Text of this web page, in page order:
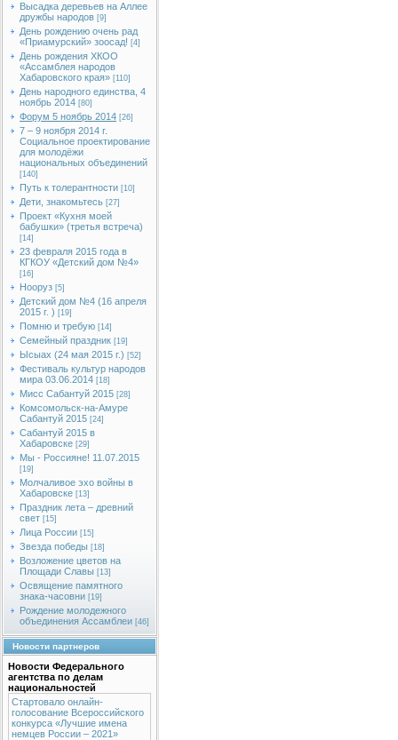
Высадка деревьев на Аллее
дружбы народов [9]
День рождению очень рад
«Приамурский» зоосад! [4]
День рождения ХКОО
«Ассамблея народов
Хабаровского края» [110]
День народного единства, 4
ноябрь 2014 [80]
Форум 5 ноябрь 2014 [26]
7 – 9 ноября 2014 г.
Социальное проектирование
для молодёжи
национальных объединений
[140]
Путь к толерантности [10]
Дети, знакомьтесь [27]
Проект «Кухня моей
бабушки» (третья встреча)
[14]
23 февраля 2015 года в
КГКОУ «Детский дом №4»
[16]
Нооруз [5]
Детский дом №4 (16 апреля
2015 г. ) [19]
Помню и требую [14]
Семейный праздник [19]
Ысыах (24 мая 2015 г.) [52]
Фестиваль культур народов
мира 03.06.2014 [18]
Мисс Сабантуй 2015 [28]
Комсомольск-на-Амуре
Сабантуй 2015 [24]
Сабантуй 2015 в
Хабаровске [29]
Мы - Россияне! 11.07.2015
[19]
Молчаливое эхо войны в
Хабаровске [13]
Праздник лета – древний
свет [15]
Лица России [15]
Звезда победы [18]
Возложение цветов на
Площади Славы [13]
Освящение памятного
знака-часовни [19]
Рождение молодежного
объединения Ассамблеи [46]
Новости партнеров
Новости Федерального
агентства по делам
национальностей
Стартовало онлайн-
голосование Всероссийского
конкурса «Лучшие имена
немцев России – 2021»